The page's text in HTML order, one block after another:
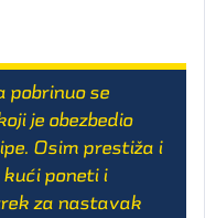
pobrinuo se
je obezbedio
Osim prestiža i
poneti i
za nastavak